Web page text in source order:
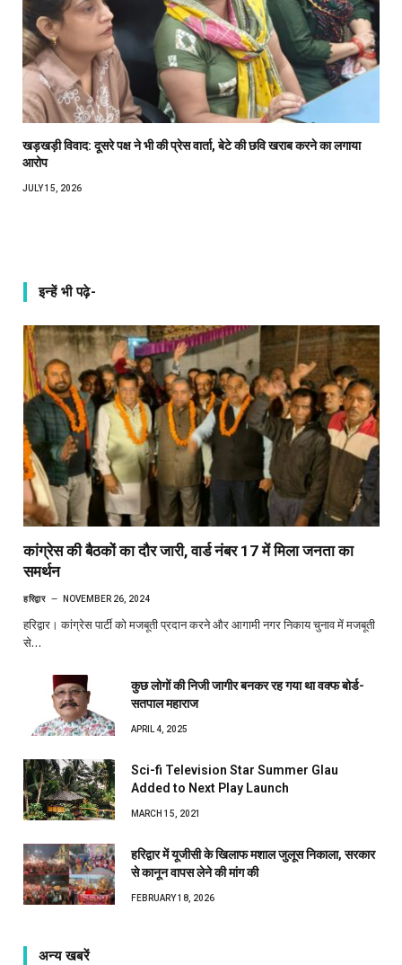
खड़खड़ी विवाद: दूसरे पक्ष ने भी की प्रेस वार्ता, बेटे की छवि खराब करने का लगाया
आरोप
JULY 15, 2026
इन्हें भी पढ़े-
कांग्रेस की बैठकों का दौर जारी, वार्ड नंबर 17 में मिला जनता का
समर्थन
हरिद्वार NOVEMBER 26, 2024
हरिद्वार। कांग्रेस पार्टी को मजबूती प्रदान करने और आगामी नगर निकाय चुनाव में मजबूती
से…
कुछ लोगों की निजी जागीर बनकर रह गया था वक्फ बोर्ड-
सतपाल महाराज
APRIL 4, 2025
Sci-fi Television Star Summer Glau
Added to Next Play Launch
MARCH 15, 2021
हरिद्वार में यूजीसी के खिलाफ मशाल जुलूस निकाला, सरकार
से कानून वापस लेने की मांग की
FEBRUARY 18, 2026
अन्य खबरें